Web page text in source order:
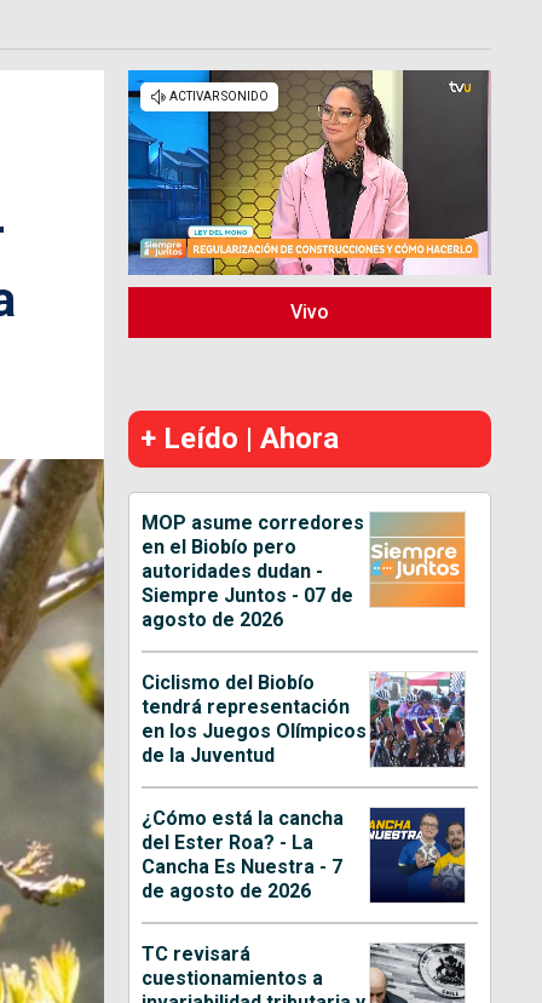
Vivo
+ Leído | Ahora
MOP asume corredores
en el Biobío pero
autoridades dudan -
Siempre Juntos - 07 de
agosto de 2026
Ciclismo del Biobío
tendrá representación
en los Juegos Olímpicos
de la Juventud
¿Cómo está la cancha
del Ester Roa? - La
Cancha Es Nuestra - 7
de agosto de 2026
TC revisará
cuestionamientos a